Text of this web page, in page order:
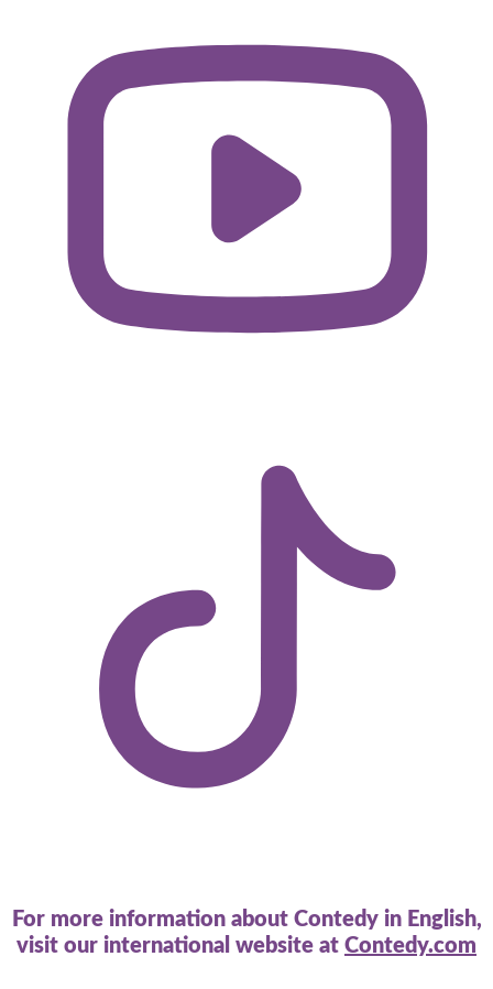
For more information about Contedy in English,
visit our international website at Contedy.com